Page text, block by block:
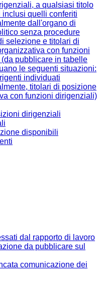
a qualsiasi titolo
inclusi quelli conferiti
dall'organo di
senza procedure
selezione e titolari di
con funzioni
pubblicare in tabelle
le seguenti situazioni:
individuati
titolari di posizione
con funzioni dirigenziali)
dirigenziali
disponibili
dal rapporto di lavoro
da pubblicare sul
comunicazione dei